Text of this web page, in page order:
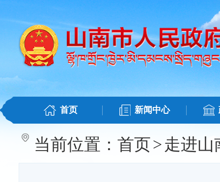
首页 新闻中心
当前位置： 首页>走进山